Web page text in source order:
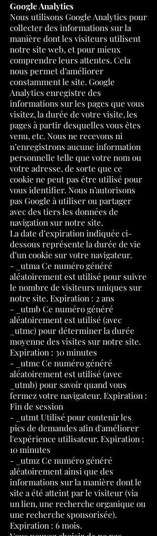
Google Analytics
Nous utilisons Google Analytics pour
collecter des informations sur la
manière dont les visiteurs utilisent
notre site web, et pour mieux
comprendre leurs attentes. Cela
nous permet d’améliorer
constamment le site. Google
Analytics enregistre des
informations sur les pages que vous
visitez, la durée de votre visite, les
pages à partir desquelles vous êtes
venu, etc. Nous ne recevons ni
n’enregistrons aucune information
personnelle telle que votre nom ou
votre adresse, de sorte que ce
cookie ne peut pas être utilisé pour
vous identifier. Nous n’autorisons
pas Google à utiliser ou partager
avec des tiers les données de
navigation sur notre site.
La date d’expiration indiquée ci-
dessous représente la durée de vie
d’un cookie sur votre navigateur.
- _utma Ce numéro généré
aléatoirement est utilisé pour suivre
le nombre de visiteurs uniques sur
notre site. Expiration : 2 ans
- _utmb Ce numéro généré
aléatoirement est utilisé (avec
_utmc) pour déterminer la durée
moyenne des visites sur notre site.
Expiration : 30 minutes
- _utmc Ce numéro généré
aléatoirement est utilisé (avec
_utmb) pour savoir quand vous
fermez votre navigateur. Expiration :
Fin de session
- _utmt Utilisé pour contenir les
pics de demandes afin d'améliorer
l'expérience utilisateur. Expiration :
10 minutes
- _utmz Ce numéro généré
aléatoirement ainsi que des
informations sur la manière dont le
site a été atteint par le visiteur (via
un lien, une recherche organique ou
une recherche sponsorisée).
Expiration : 6 mois.